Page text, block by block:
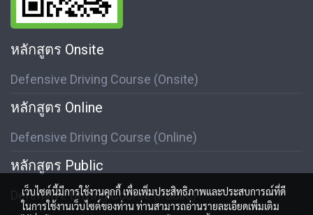
หลักสูตร Onsite
Defensive Driving Course (Onsite)
หลักสูตร Online
Defensive Driving Course (Online)
หลักสูตร Public
Defensive Driving Course (Public)
เว็บไซต์นี้มีการใช้งานคุกกี้ เพื่อเพิ่มประสิทธิภาพและประสบการณ์ที่ดี
ในการใช้งานเว็บไซต์ของท่าน ท่านสามารถอ่านรายละเอียดเพิ่มเติม